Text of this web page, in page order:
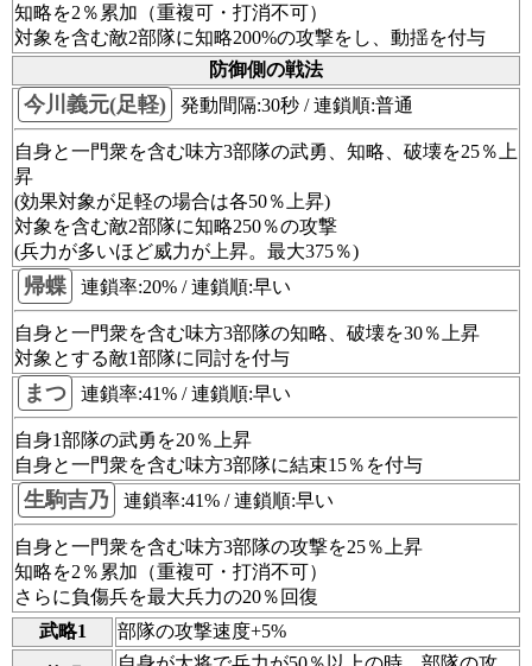
知略を2％累加（重複可・打消不可）
対象を含む敵2部隊に知略200%の攻撃をし、動揺を付与
防御側の戦法
今川義元(足軽) 発動間隔:30秒 / 連鎖順:普通
自身と一門衆を含む味方3部隊の武勇、知略、破壊を25％上
昇
(効果対象が足軽の場合は各50％上昇)
対象を含む敵2部隊に知略250％の攻撃
(兵力が多いほど威力が上昇。最大375％)
帰蝶 連鎖率:20% / 連鎖順:早い
自身と一門衆を含む味方3部隊の知略、破壊を30％上昇
対象とする敵1部隊に同討を付与
まつ 連鎖率:41% / 連鎖順:早い
自身1部隊の武勇を20％上昇
自身と一門衆を含む味方3部隊に結束15％を付与
生駒吉乃 連鎖率:41% / 連鎖順:早い
自身と一門衆を含む味方3部隊の攻撃を25％上昇
知略を2％累加（重複可・打消不可）
さらに負傷兵を最大兵力の20％回復
武略1
部隊の攻撃速度+5%